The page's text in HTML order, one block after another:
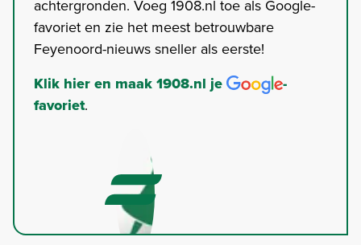
achtergronden. Voeg 1908.nl toe als Google-
favoriet en zie het meest betrouwbare
Feyenoord-nieuws sneller als eerste!
Klik hier en maak 1908.nl je
-
favoriet.